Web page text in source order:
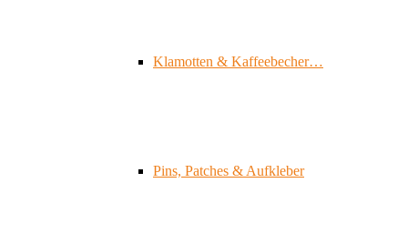
Klamotten & Kaffeebecher…
Pins, Patches & Aufkleber